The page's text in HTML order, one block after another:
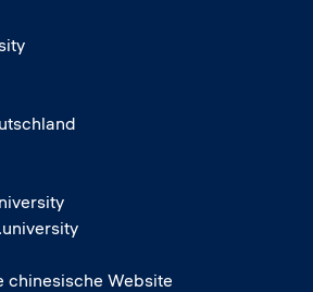
chinesische Website